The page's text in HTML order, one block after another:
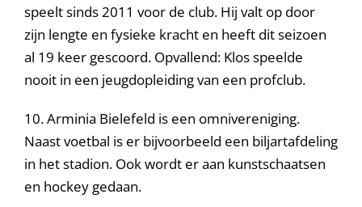
speelt sinds 2011 voor de club. Hij valt op door
zijn lengte en fysieke kracht en heeft dit seizoen
al 19 keer gescoord. Opvallend: Klos speelde
nooit in een jeugdopleiding van een profclub.
10. Arminia Bielefeld is een omnivereniging.
Naast voetbal is er bijvoorbeeld een biljartafdeling
in het stadion. Ook wordt er aan kunstschaatsen
en hockey gedaan.